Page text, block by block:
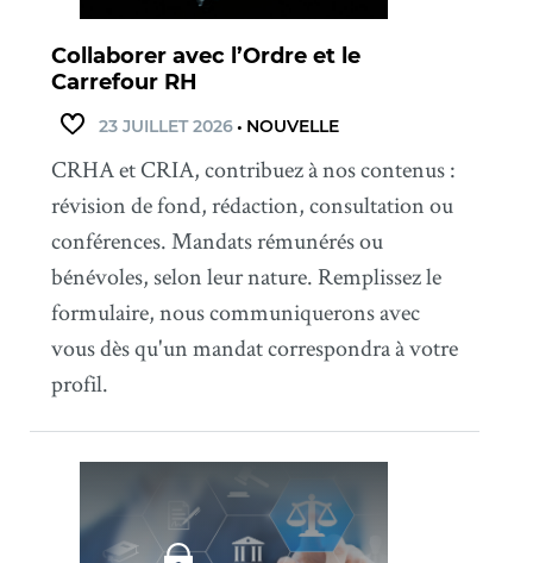
Collaborer avec l’Ordre et le
Carrefour RH
23 JUILLET 2026• NOUVELLE
CRHA et CRIA, contribuez à nos contenus :
révision de fond, rédaction, consultation ou
conférences. Mandats rémunérés ou
bénévoles, selon leur nature. Remplissez le
formulaire, nous communiquerons avec
vous dès qu'un mandat correspondra à votre
profil.